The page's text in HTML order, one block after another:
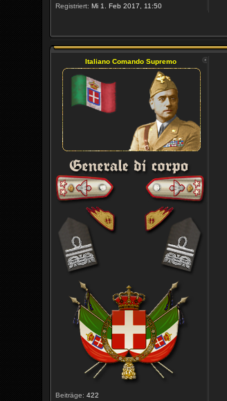
Registriert: Mi 1. Feb 2017, 11:50
Italiano Comando Supremo
Beiträge: 422